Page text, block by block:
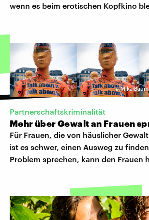
wenn es beim erotischen Kopfkino
©Mika
Partnerschaftskriminalität
Mehr über Gewalt an Frauen
Für Frauen, die von häuslicher
ist es schwer, einen Ausweg zu
Problem sprechen, kann den Frauen